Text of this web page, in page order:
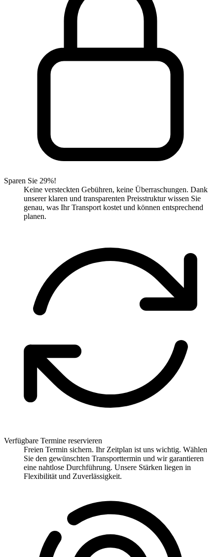
Sparen Sie 29%!
Keine versteckten Gebühren, keine Überraschungen. Dank
unserer klaren und transparenten Preisstruktur wissen Sie
genau, was Ihr Transport kostet und können entsprechend
planen.
Verfügbare Termine reservieren
Freien Termin sichern. Ihr Zeitplan ist uns wichtig. Wählen
Sie den gewünschten Transporttermin und wir garantieren
eine nahtlose Durchführung. Unsere Stärken liegen in
Flexibilität und Zuverlässigkeit.